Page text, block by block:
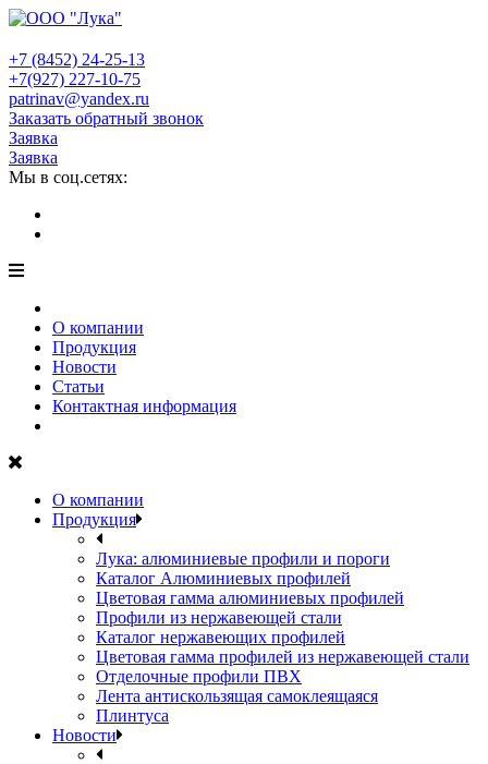
+7 (8452) 24-25-13
+7(927) 227-10-75
patrinav@yandex.ru
Заказать обратный звонок
Заявка
Заявка
Мы в соц.сетях:
О компании
Продукция
Новости
Статьи
Контактная информация
О компании
Продукция
Лука: алюминиевые профили и пороги
Каталог Алюминиевых профилей
Цветовая гамма алюминиевых профилей
Профили из нержавеющей стали
Каталог нержавеющих профилей
Цветовая гамма профилей из нержавеющей стали
Отделочные профили ПВХ
Лента антискользящая самоклеящаяся
Плинтуса
Новости